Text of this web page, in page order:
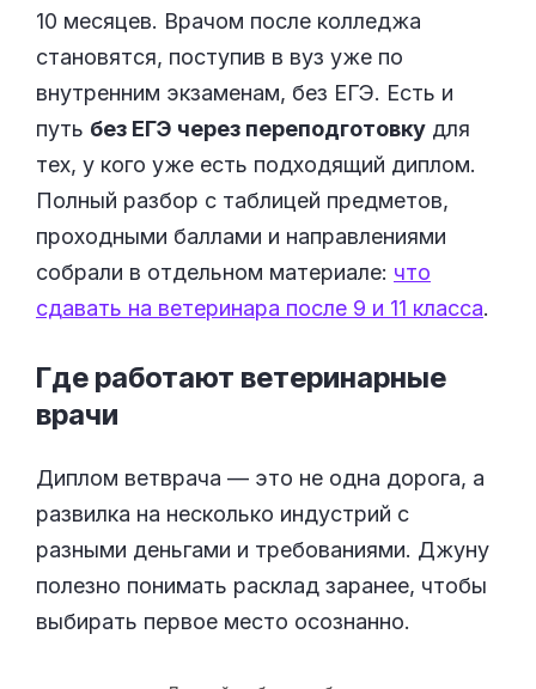
10 месяцев. Врачом после колледжа
становятся, поступив в вуз уже по
внутренним экзаменам, без ЕГЭ. Есть и
путь без ЕГЭ через переподготовку для
тех, у кого уже есть подходящий диплом.
Полный разбор с таблицей предметов,
проходными баллами и направлениями
собрали в отдельном материале: что
сдавать на ветеринара после 9 и 11 класса.
Где работают ветеринарные
врачи
Диплом ветврача — это не одна дорога, а
развилка на несколько индустрий с
разными деньгами и требованиями. Джуну
полезно понимать расклад заранее, чтобы
выбирать первое место осознанно.